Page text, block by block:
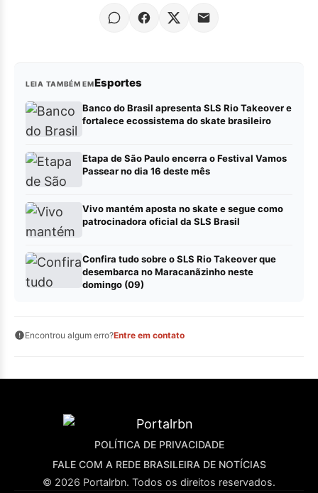
LEIA TAMBÉM EMEsportes
Banco do Brasil apresenta SLS Rio Takeover e
fortalece ecossistema do skate brasileiro
Etapa de São Paulo encerra o Festival Vamos
Passear no dia 16 deste mês
Vivo mantém aposta no skate e segue como
patrocinadora oficial da SLS Brasil
Confira tudo sobre o SLS Rio Takeover que
desembarca no Maracanãzinho neste
domingo (09)
Encontrou algum erro?Entre em contato
POLÍTICA DE PRIVACIDADE
FALE COM A REDE BRASILEIRA DE NOTÍCIAS
© 2026 Portalrbn. Todos os direitos reservados.